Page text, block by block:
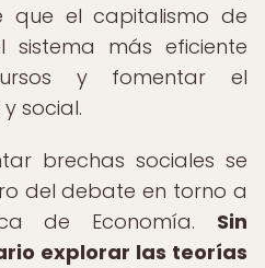
que el capitalismo de
más eficiente
y fomentar el
social.
brechas sociales se
del debate en torno a
de Economía. Sin
explorar las teorías